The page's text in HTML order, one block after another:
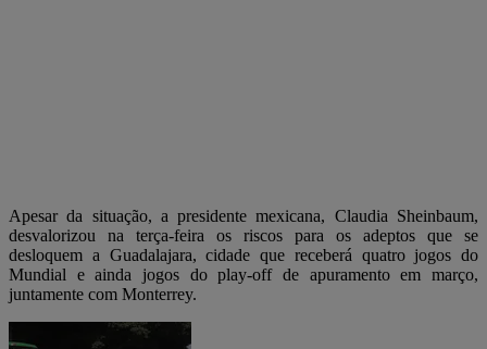
Apesar da situação, a presidente mexicana, Claudia Sheinbaum,
desvalorizou na terça-feira os riscos para os adeptos que se
desloquem a Guadalajara, cidade que receberá quatro jogos do
Mundial e ainda jogos do play-off de apuramento em março,
juntamente com Monterrey.